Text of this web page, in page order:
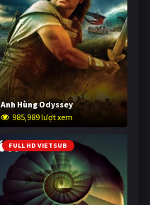
Anh Hùng Odyssey
985,989 lượt xem
FULL HD VIETSUB